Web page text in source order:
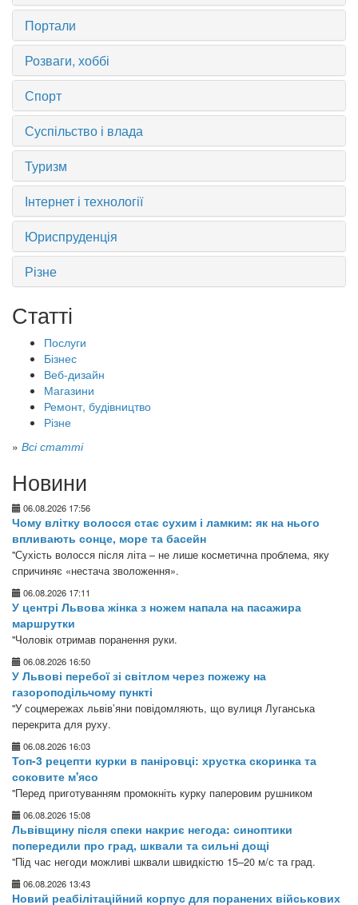
Портали
Розваги, хоббі
Спорт
Суспільство і влада
Туризм
Інтернет і технології
Юриспруденція
Різне
Статті
Послуги
Бізнес
Веб-дизайн
Магазини
Ремонт, будівництво
Різне
» Всі статті
Новини
06.08.2026 17:56
Чому влітку волосся стає сухим і ламким: як на нього
впливають сонце, море та басейн
"Сухість волосся після літа – не лише косметична проблема, яку
спричиняє «нестача зволоження».
06.08.2026 17:11
У центрі Львова жінка з ножем напала на пасажира
маршрутки
"Чоловік отримав поранення руки.
06.08.2026 16:50
У Львові перебої зі світлом через пожежу на
газороподільчому пункті
"У соцмережах львів’яни повідомляють, що вулиця Луганська
перекрита для руху.
06.08.2026 16:03
Топ-3 рецепти курки в паніровці: хрустка скоринка та
соковите м'ясо
"Перед приготуванням промокніть курку паперовим рушником
06.08.2026 15:08
Львівщину після спеки накриє негода: синоптики
попередили про град, шквали та сильні дощі
"Під час негоди можливі шквали швидкістю 15–20 м/с та град.
06.08.2026 13:43
Новий реабілітаційний корпус для поранених військових